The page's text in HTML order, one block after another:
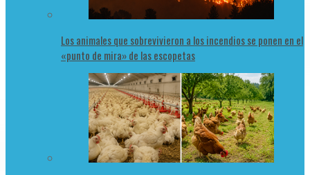
Los animales que sobrevivieron a los incendios se ponen en el
«punto de mira» de las escopetas